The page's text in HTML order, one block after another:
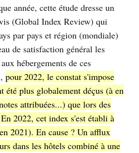
année, cette étude dresse un
(Global Index Review) qui
par pays et région (mondiale)
de satisfaction général les
hébergements de ces
pour 2022, le constat s'impose
été plus globalement déçus (à en
attribuées...) que lors des
2022, cet index s'est établi à
2021). En cause ? Un afflux
dans les hôtels combiné à une